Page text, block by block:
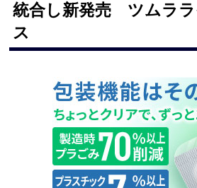
統合し新発売 ツムラ
ス